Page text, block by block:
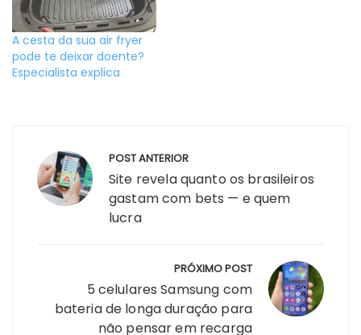
A cesta da sua air fryer
pode te deixar doente?
Especialista explica
de
Post
POST ANTERIOR
Site revela quanto os brasileiros
gastam com bets — e quem
lucra
PRÓXIMO POST
5 celulares Samsung com
bateria de longa duração para
não pensar em recarga